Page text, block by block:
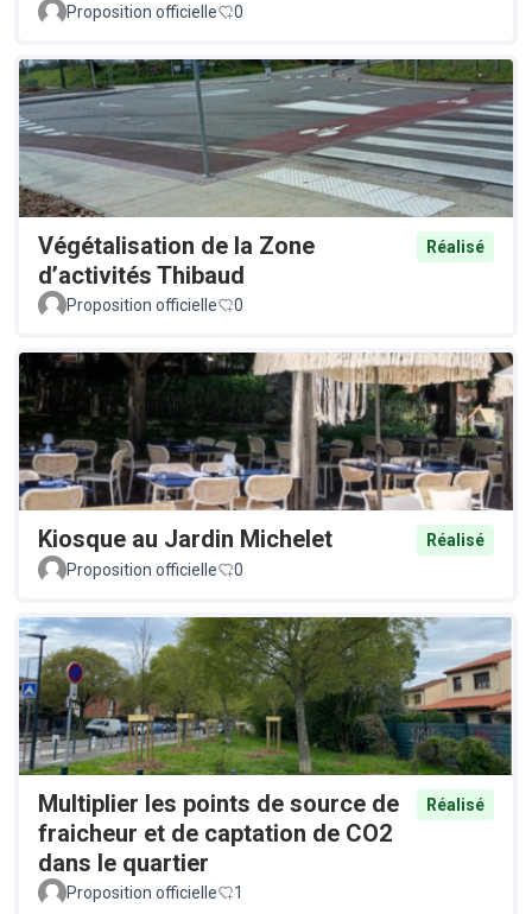
Proposition officielle 0
Végétalisation de la Zone
d’activités Thibaud
Réalisé
Proposition officielle 0
Kiosque au Jardin Michelet
Réalisé
Proposition officielle
0
Multiplier les points de source de
fraicheur et de captation de CO2
dans le quartier
Réalisé
Proposition officielle 1